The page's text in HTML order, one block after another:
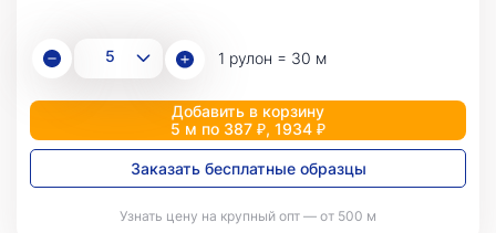
1 рулон = 30 м
Добавить в корзину
5 м по 387 ₽, 1934 ₽
Заказать бесплатные образцы
Узнать цену на крупный опт — от 500 м